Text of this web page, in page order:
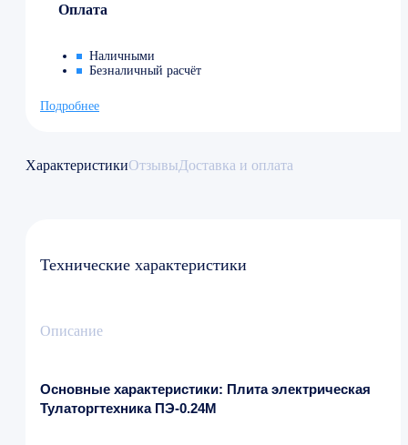
Оплата
Наличными
Безналичный расчёт
Подробнее
ХарактеристикиОтзывыДоставка и оплата
Технические характеристики
Описание
Основные характеристики: Плита электрическая
Тулаторгтехника ПЭ-0.24М